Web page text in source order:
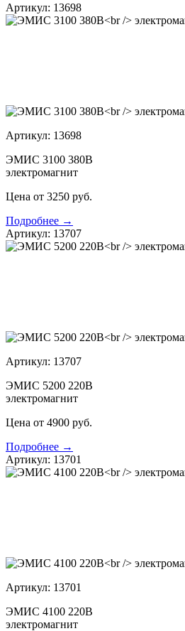
Артикул: 13698
Артикул: 13698
ЭМИС 3100 380В
электромагнит
Цена от 3250 руб.
Подробнее →
Артикул: 13707
Артикул: 13707
ЭМИС 5200 220В
электромагнит
Цена от 4900 руб.
Подробнее →
Артикул: 13701
Артикул: 13701
ЭМИС 4100 220В
электромагнит